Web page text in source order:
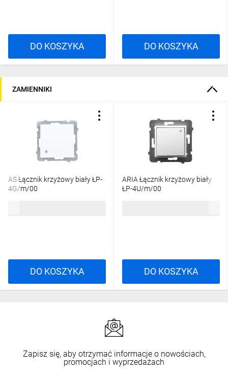
DO KOSZYKA DO KOSZYKA
ZAMIENNIKI
AS Łącznik krzyżowy biały ŁP-
4G/m/00
DO KOSZYKA
ARIA Łącznik krzyżowy biały
ŁP-4U/m/00
DO KOSZYKA
Zapisz się, aby otrzymać informacje o nowościach,
promocjach i wyprzedażach